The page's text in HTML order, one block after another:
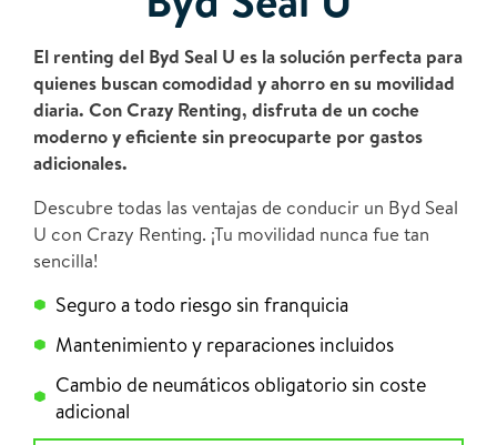
El renting del Byd Seal U es la solución perfecta para
quienes buscan comodidad y ahorro en su movilidad
diaria. Con Crazy Renting, disfruta de un coche
moderno y eficiente sin preocuparte por gastos
adicionales.
Descubre todas las ventajas de conducir un Byd Seal
U con Crazy Renting. ¡Tu movilidad nunca fue tan
sencilla!
Seguro a todo riesgo sin franquicia
Mantenimiento y reparaciones incluidos
Cambio de neumáticos obligatorio sin coste
adicional